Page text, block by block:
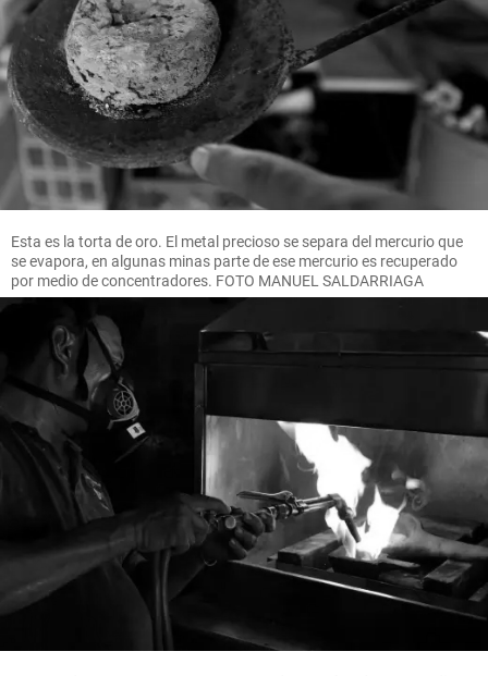
Esta es la torta de oro. El metal precioso se separa del mercurio que
se evapora, en algunas minas parte de ese mercurio es recuperado
por medio de concentradores. FOTO MANUEL SALDARRIAGA